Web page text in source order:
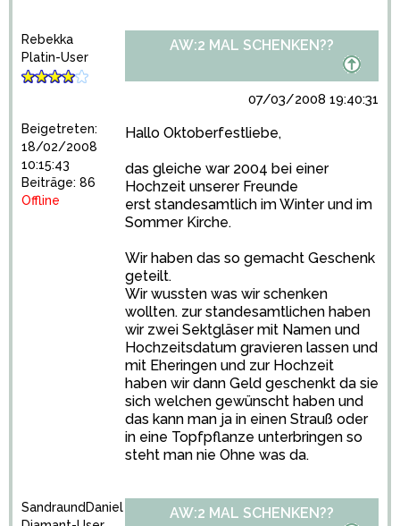
Rebekka
Platin-User
Beigetreten:
18/02/2008
10:15:43
Beiträge: 86
Offline
AW:2 MAL SCHENKEN??
07/03/2008 19:40:31
Hallo Oktoberfestliebe,
das gleiche war 2004 bei einer
Hochzeit unserer Freunde
erst standesamtlich im Winter und im
Sommer Kirche.
Wir haben das so gemacht Geschenk
geteilt.
Wir wussten was wir schenken
wollten. zur standesamtlichen haben
wir zwei Sektgläser mit Namen und
Hochzeitsdatum gravieren lassen und
mit Eheringen und zur Hochzeit
haben wir dann Geld geschenkt da sie
sich welchen gewünscht haben und
das kann man ja in einen Strauß oder
in eine Topfpflanze unterbringen so
steht man nie Ohne was da.
SandraundDaniel
AW:2 MAL SCHENKEN??